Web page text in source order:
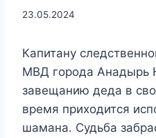
23.05.2024
Капитану
МВД города Анадырь
завещанию деда в
время приходится
шамана. Судьба